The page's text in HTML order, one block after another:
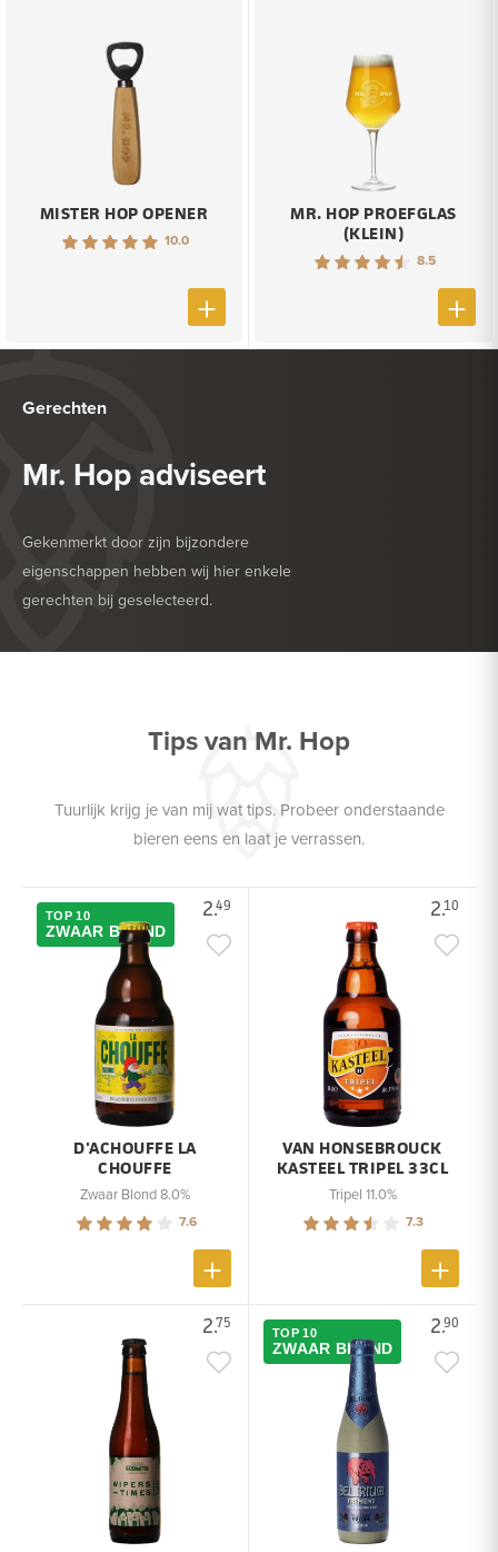
MISTER HOP OPENER
10.0
MR. HOP PROEFGLAS
(KLEIN)
8.5
Gerechten
Mr. Hop adviseert
Gekenmerkt door zijn bijzondere
eigenschappen hebben wij hier enkele
gerechten bij geselecteerd.
HEERLIJK BIJ
Tips van Mr. Hop
Tuurlijk krijg je van mij wat tips. Probeer onderstaande
bieren eens en laat je verrassen.
2.49
TOP 10
ZWAAR BLOND
D'ACHOUFFE LA
CHOUFFE
Zwaar Blond 8.0%
7.6
2.10
VAN HONSEBROUCK
KASTEEL TRIPEL 33CL
Tripel 11.0%
7.3
2.75 2.90
TOP 10
ZWAAR BLOND